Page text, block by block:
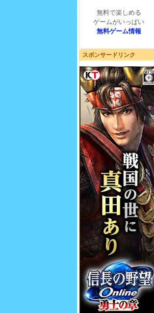
無料で楽しめる
ゲームがいっぱい
無料ゲーム情報
スポンサードリンク